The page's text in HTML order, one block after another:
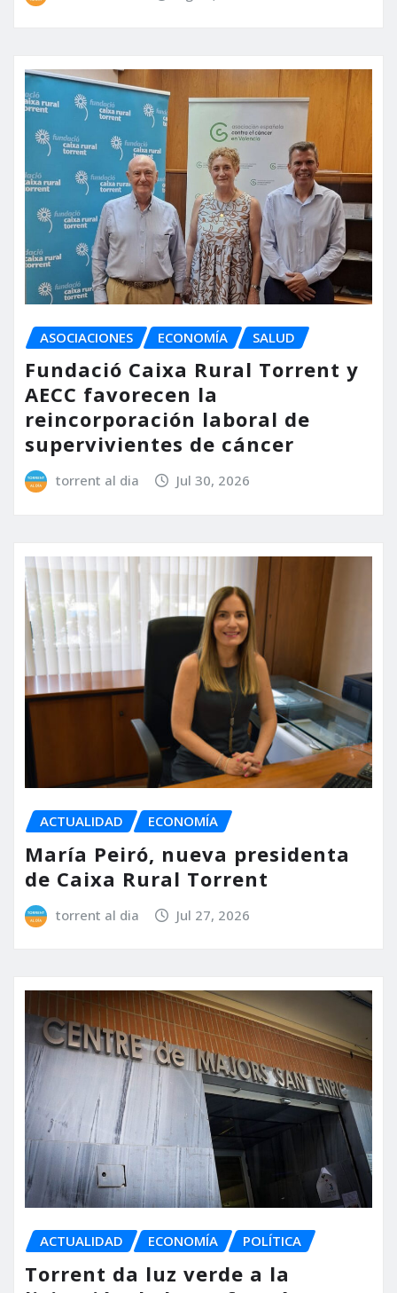
ASOCIACIONES ECONOMÍA SALUD
Fundació Caixa Rural Torrent y
AECC favorecen la
reincorporación laboral de
supervivientes de cáncer
torrent al dia Jul 30, 2026
ACTUALIDAD ECONOMÍA
María Peiró, nueva presidenta
de Caixa Rural Torrent
torrent al dia Jul 27, 2026
ACTUALIDAD ECONOMÍA POLÍTICA
Torrent da luz verde a la